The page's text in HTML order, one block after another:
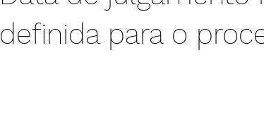
definida para o